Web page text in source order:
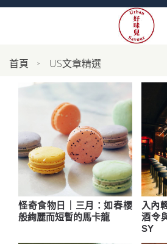
首頁 US文章精選
怪奇食物日｜三月：如春櫻
般絢麗而短暫的馬卡龍
入內
酒令
SY